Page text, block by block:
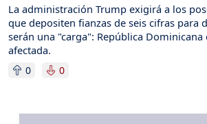
La administración Trump exigirá a los
que depositen fianzas de seis cifras para
serán una "carga": República Dominicana
afectada.
0 0